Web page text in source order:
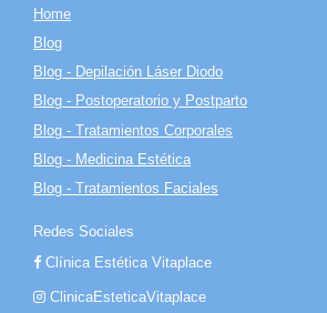
Home
Blog
Blog - Depilación Láser Diodo
Blog - Postoperatorio y Postparto
Blog - Tratamientos Corporales
Blog - Medicina Estética
Blog - Tratamientos Faciales
Redes Sociales
Clínica Estética Vitaplace
ClinicaEsteticaVitaplace